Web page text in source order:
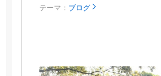
テーマ： ブログ